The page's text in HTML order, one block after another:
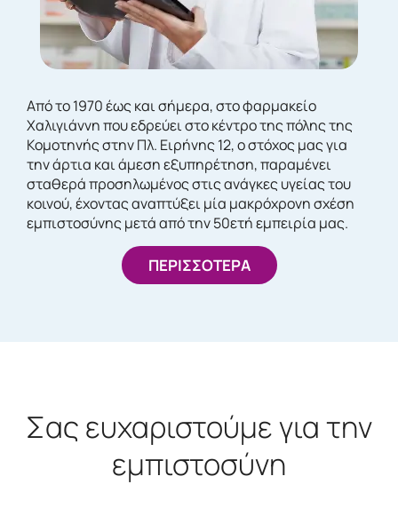
Από το 1970 έως και σήμερα, στο φαρμακείο
Χαλιγιάννη που εδρεύει στο κέντρο της πόλης της
Κομοτηνής στην Πλ. Ειρήνης 12, ο στόχος μας για
την άρτια και άμεση εξυπηρέτηση, παραμένει
σταθερά προσηλωμένος στις ανάγκες υγείας του
κοινού, έχοντας αναπτύξει μία μακρόχρονη σχέση
εμπιστοσύνης μετά από την 50ετή εμπειρία μας.
ΠΕΡΙΣΣΟΤΕΡΑ
Σας ευχαριστούμε για την
εμπιστοσύνη